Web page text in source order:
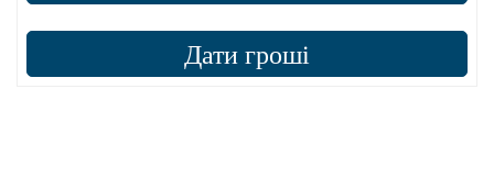
Дати гроші